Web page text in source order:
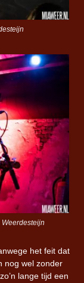
het feit dat
nog wel zonder
lange tijd een